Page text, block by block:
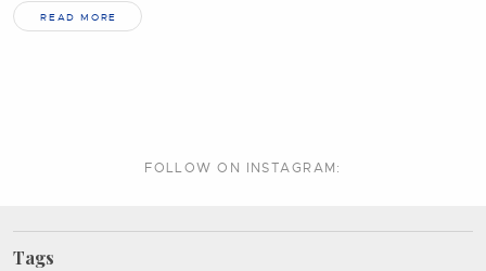
READ MORE
FOLLOW ON INSTAGRAM:
Tags